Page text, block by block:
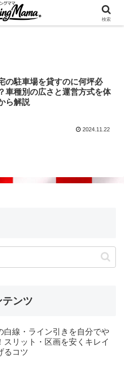
車場を貸してゆとりget🍵
の駐車場を貸すのに何坪必
車種別の広さと運営方式を体
ら解説
2024.11.22
ンツ
白線・ライン引きを自分でや
スリット・区画を安くキレイ
るコツ
検索